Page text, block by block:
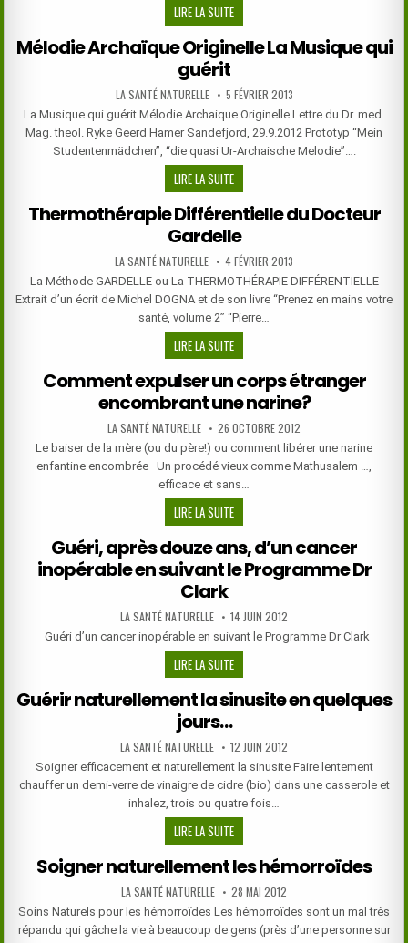
LIRE LA SUITESOIGNER
NATURELLEMENT
LA
Mélodie Archaïque Originelle La Musique qui
guérit
AUTHOR:
LA SANTÉ NATURELLE PUBLISHED
DATE:
5 FÉVRIER 2013
La Musique qui guérit Mélodie Archaique Originelle Lettre du Dr. med.
Mag. theol. Ryke Geerd Hamer Sandefjord, 29.9.2012 Prototyp “Mein
Studentenmädchen”, “die quasi Ur-Archaische Melodie”….
LIRE LA SUITEMÉLODIE
ARCHAÏQUE
ORIGINELLE
LA
MUSIQUE
QUI
GUÉRIT
Thermothérapie Différentielle du Docteur
Gardelle
AUTHOR:
LA SANTÉ NATURELLE PUBLISHED
DATE:
4 FÉVRIER 2013
La Méthode GARDELLE ou La THERMOTHÉRAPIE DIFFÉRENTIELLE
Extrait d’un écrit de Michel DOGNA et de son livre “Prenez en mains votre
santé, volume 2” “Pierre…
LIRE LA SUITETHERMOTHÉRAPIE
DIFFÉRENTIELLE
DU
DOCTEUR
Comment expulser un corps étranger
encombrant une narine?
AUTHOR:
LA SANTÉ NATURELLE PUBLISHED
DATE:
26 OCTOBRE 2012
Le baiser de la mère (ou du père!) ou comment libérer une narine
enfantine encombrée Un procédé vieux comme Mathusalem …,
efficace et sans…
LIRE LA SUITECOMMENT
EXPULSER
UN
CORPS
ÉTRANGER
UNE
NARINE?
Guéri, après douze ans, d’un cancer
inopérable en suivant le Programme Dr
Clark
AUTHOR:
LA SANTÉ NATURELLE PUBLISHED
DATE:
14 JUIN 2012
Guéri d’un cancer inopérable en suivant le Programme Dr Clark
LIRE LA SUITEGUÉRI,
APRÈS
DOUZE
CANCER
INOPÉRABLE
EN
SUIVANT
LE
PROGRAMME
DR
Guérir naturellement la sinusite en quelques
jours…
AUTHOR:
LA SANTÉ NATURELLE PUBLISHED
DATE:
12 JUIN 2012
Soigner efficacement et naturellement la sinusite Faire lentement
chauffer un demi-verre de vinaigre de cidre (bio) dans une casserole et
inhalez, trois ou quatre fois…
LIRE LA SUITEGUÉRIR
NATURELLEMENT
LA
SINUSITE
EN
QUELQUES
JOURS…
Soigner naturellement les hémorroïdes
AUTHOR:
LA SANTÉ NATURELLE PUBLISHED
DATE:
28 MAI 2012
Soins Naturels pour les hémorroïdes Les hémorroïdes sont un mal très
répandu qui gâche la vie à beaucoup de gens (près d’une personne sur